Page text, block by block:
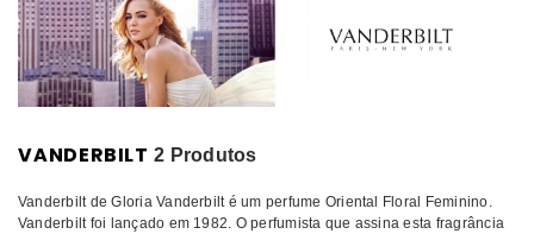
VANDERBILT 2 Produtos
Vanderbilt de Gloria Vanderbilt é um perfume Oriental Floral Feminino.
Vanderbilt foi lançado em 1982. O perfumista que assina esta fragrância